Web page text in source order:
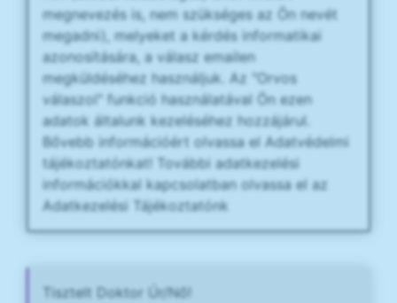
megnevezés is, nem szükséges az Ön nevét
megadni), melyeket a kérdés informatikai
azonosítására, a válasz emailen
megküldéséhez használjuk. Az "Orvos
válaszol" funkció használatával Ön ezen
adatok általunk kezeléséhez hozzájárul.
Bővebb információért olvassa el Adatvédelmi
tájékoztatónkat! További adatkezelési
információkkal kapcsolatban olvassa el az
Adatkezelési Tájékoztatónk
Tisztelt Doktor Úr/Nő!